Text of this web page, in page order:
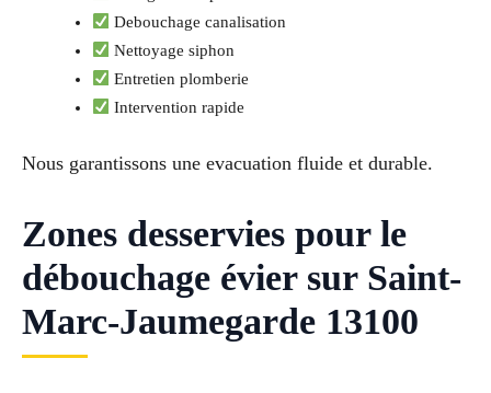
Debouchage canalisation
Nettoyage siphon
Entretien plomberie
Intervention rapide
Nous garantissons une evacuation fluide et durable.
Zones desservies pour le
débouchage évier sur Saint-
Marc-Jaumegarde 13100